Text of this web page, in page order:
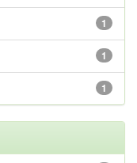
1
1
1